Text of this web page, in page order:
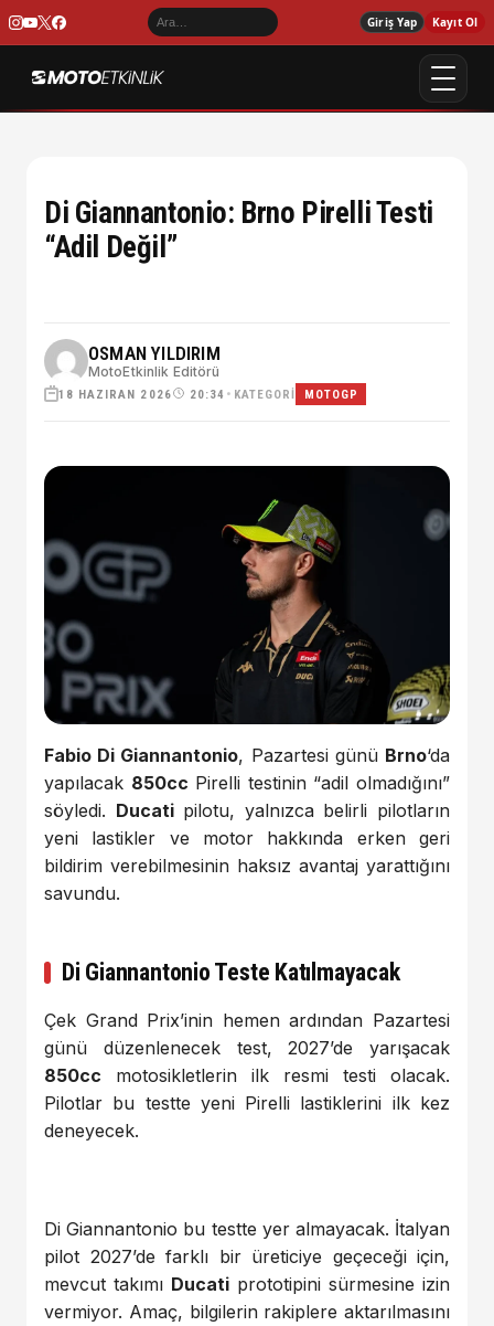
Giriş Yap Kayıt Ol
Di Giannantonio: Brno Pirelli Testi
“Adil Değil”
OSMAN YILDIRIM
MotoEtkinlik Editörü
18 HAZIRAN 2026 20:34 • KATEGORI MOTOGP
Fabio Di Giannantonio, Pazartesi günü Brno‘da
yapılacak 850cc Pirelli testinin “adil olmadığını”
söyledi. Ducatipilotu, yalnızca belirli pilotların
yeni lastikler ve motor hakkında erken geri
bildirim verebilmesinin haksız avantaj yarattığını
savundu.
Di Giannantonio Teste Katılmayacak
Çek Grand Prix’inin hemen ardından Pazartesi
günü düzenlenecek test, 2027’de yarışacak
850cc motosikletlerin ilk resmi testi olacak.
Pilotlar bu testte yeni Pirelli lastiklerini ilk kez
deneyecek.
Di Giannantonio bu testte yer almayacak. İtalyan
pilot 2027’de farklı bir üreticiye geçeceği için,
mevcut takımı Ducati prototipini sürmesine izin
vermiyor. Amaç, bilgilerin rakiplere aktarılmasını